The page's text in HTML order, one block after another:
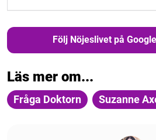
Följ Nöjeslivet på
Läs mer om...
Fråga Doktorn Suzanne